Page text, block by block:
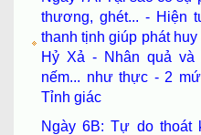
thương, ghét... - Hiện
thanh tịnh giúp phát
Hỷ Xả - Nhân quả và
nếm... như thực - 2
Tỉnh giác
Ngày 6B: Tự do thoát